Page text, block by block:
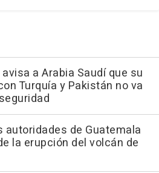
a Arabia Saudí que su
Turquía y Pakistán no va
autoridades de Guatemala
la erupción del volcán de